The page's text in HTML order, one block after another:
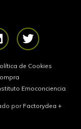
T
w
t
e
de Cookies
Emoconciencia
porFactorydea +